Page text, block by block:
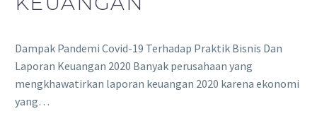
Dampak Pandemi Covid-19 Terhadap Praktik Bisnis Dan
Laporan Keuangan 2020 Banyak perusahaan yang
mengkhawatirkan laporan keuangan 2020 karena ekonomi
yang…